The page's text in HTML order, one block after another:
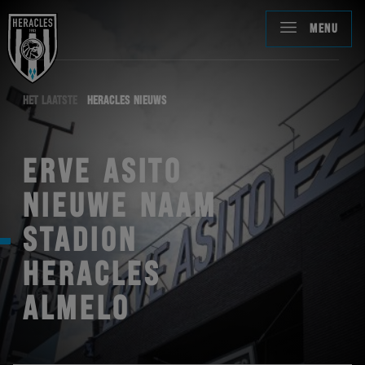
MENU
HET LAATSTE HERACLES NIEUWS
ERVE ASITO
NIEUWE NAAM
STADION
HERACLES
ALMELO